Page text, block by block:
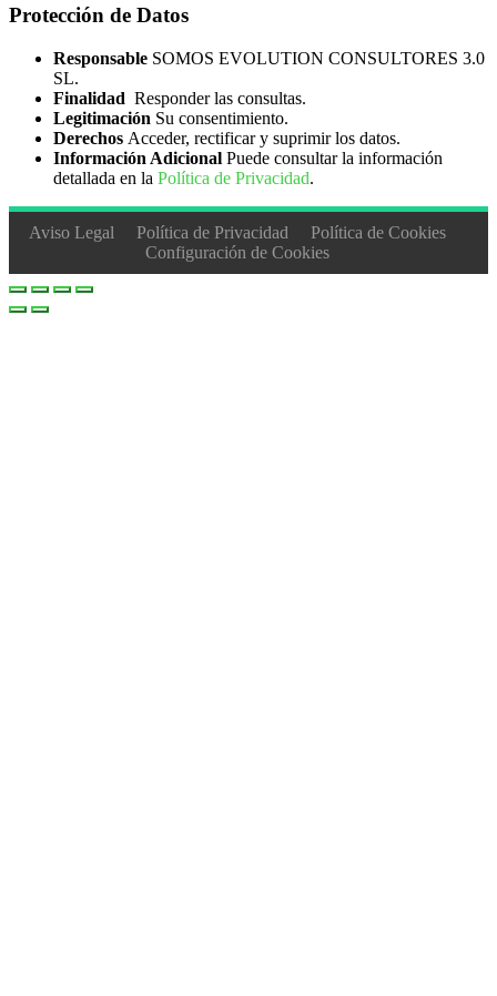
Protección de Datos
Responsable SOMOS EVOLUTION CONSULTORES 3.0
SL.
Finalidad Responder las consultas.
Legitimación Su consentimiento.
Derechos Acceder, rectificar y suprimir los datos.
Información Adicional Puede consultar la información
detallada en la Política de Privacidad.
Aviso Legal Política de Privacidad
Política de Cookies
Configuración de Cookies